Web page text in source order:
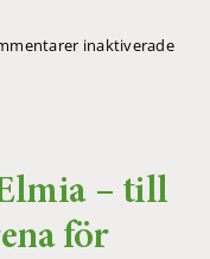
inaktiveradeför
– till
för